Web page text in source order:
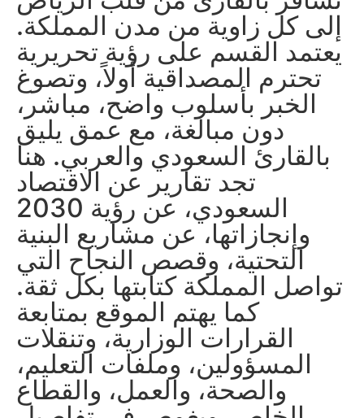
إلى كل زاوية من مدن المملكة.
يعتمد القسم على رؤية تحريرية
تحترم المصداقية أولاً، وتصوغ
الخبر بأسلوب واضح، مباشر،
دون مبالغة، مع عمق يليق
بالقارئ السعودي والعربي. هنا
تجد تقارير عن الاقتصاد
السعودي، عن رؤية 2030
وإنجازاتها، عن مشاريع البنية
التحتية، وقصص النجاح التي
تواصل المملكة كتابتها بكل ثقة.
كما يهتم الموقع بمتابعة
القرارات الوزارية، وتنقلات
المسؤولين، وملفات التعليم،
والصحة، والعمل، والقطاع